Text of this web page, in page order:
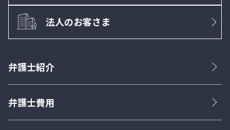
法人のお客さま
弁護士紹介
弁護士費用